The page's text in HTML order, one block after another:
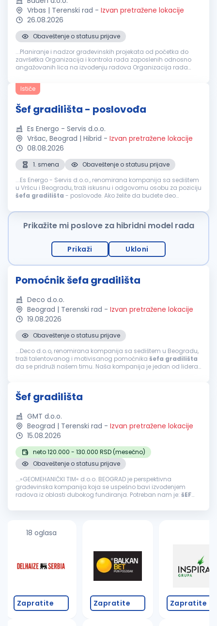
Vrbas | Terenski rad - Izvan pretražene lokacije
26.08.2026
Obaveštenje o statusu prijave
...Planiranje i nadzor građevinskih projekata od početka do
završetka Organizacija i kontrola rada zaposlenih odnosno
angažovanih lica na izvođenju radova Organizacija rada
planovima
Ističe
Šef gradilišta - poslovođa
Es Energo - Servis d.o.o.
Vršac, Beograd | Hibrid - Izvan pretražene lokacije
08.08.2026
1. smena
Obaveštenje o statusu prijave
...Es Energo - Servis d.o.o., renomirana kompanija sa sedištem
u Vršcu i Beogradu, traži iskusnu i odgovornu osobu za poziciju
šefa gradilišta - poslovođe. Ako želite da budete deo
nam...
Prikažite mi poslove za hibridni model rada
Prikaži Ukloni
Pomoćnik šefa gradilišta
Deco d.o.o.
Beograd | Terenski rad - Izvan pretražene lokacije
19.08.2026
Obaveštenje o statusu prijave
...Deco d.o.o, renomirana kompanija sa sedištem u Beogradu,
traži talentovanog i motivisanog pomoćnika šefa gradilišta
da se pridruži našem timu. Naša kompanija je jedan od lidera
Šef gradilišta
GMT d.o.o.
Beograd | Terenski rad - Izvan pretražene lokacije
15.08.2026
neto 120.000 - 130.000 RSD (mesečno)
Obaveštenje o statusu prijave
...»GEOMEHANIČKI TIM« d.o.o. BEOGRAD je perspektivna
građevinska kompanija koja se uspešno bavi izvođenjem
radova iz oblasti dubokog fundiranja. Potreban nam je: šEF
drugim...
18 oglasa
Zapratite Zapratite Zapratite